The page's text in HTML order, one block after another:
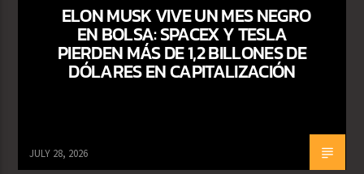
ELON MUSK VIVE UN MES NEGRO
EN BOLSA: SPACEX Y TESLA
PIERDEN MÁS DE 1,2 BILLONES DE
DÓLARES EN CAPITALIZACIÓN
JULY 28, 2026